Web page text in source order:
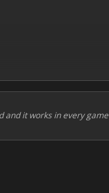
and it works in every game